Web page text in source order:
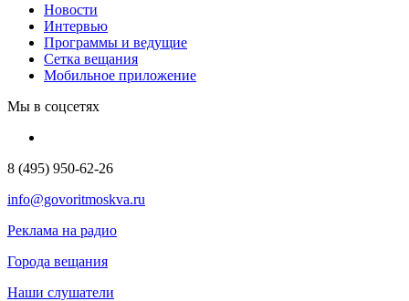
Новости
Интервью
Программы и ведущие
Сетка вещания
Мобильное приложение
Мы в соцсетях
8 (495) 950-62-26
info@govoritmoskva.ru
Реклама на радио
Города вещания
Наши слушатели